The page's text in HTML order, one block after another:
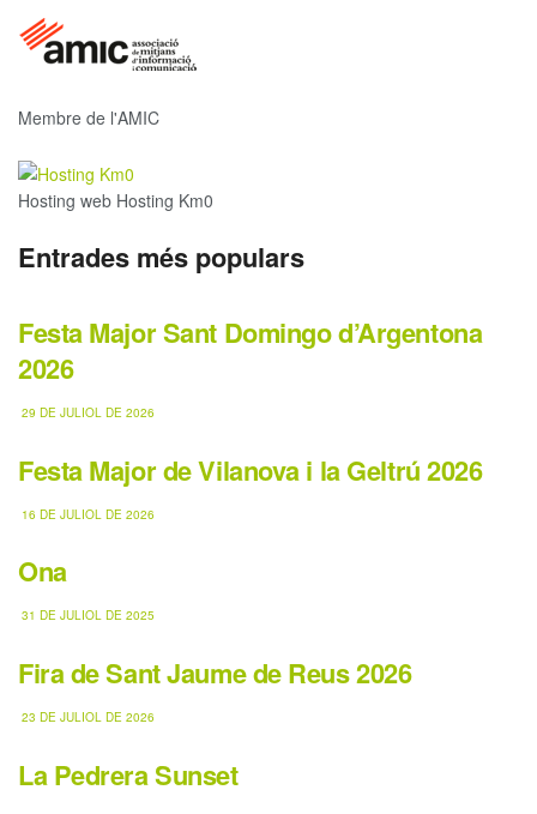
Membre de l'AMIC
Hosting web Hosting Km0
Entrades més populars
Festa Major Sant Domingo d’Argentona
2026
29 DE JULIOL DE 2026
Festa Major de Vilanova i la Geltrú 2026
16 DE JULIOL DE 2026
Ona
31 DE JULIOL DE 2025
Fira de Sant Jaume de Reus 2026
23 DE JULIOL DE 2026
La Pedrera Sunset